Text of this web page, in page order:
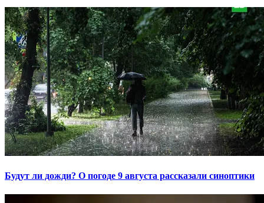
Будут ли дожди? О погоде 9 августа рассказали синоптики